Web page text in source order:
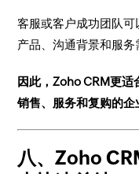
客服或客户成功团队
产品、沟通背景和服务
因此，Zoho CRM更适
销售、服务和复购的企
八、Zoho